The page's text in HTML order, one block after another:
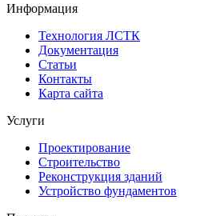
Информация
Технология ЛСТК
Документация
Статьи
Контакты
Карта сайта
Услуги
Проектирование
Строительство
Реконструкция зданий
Устройство фундаментов